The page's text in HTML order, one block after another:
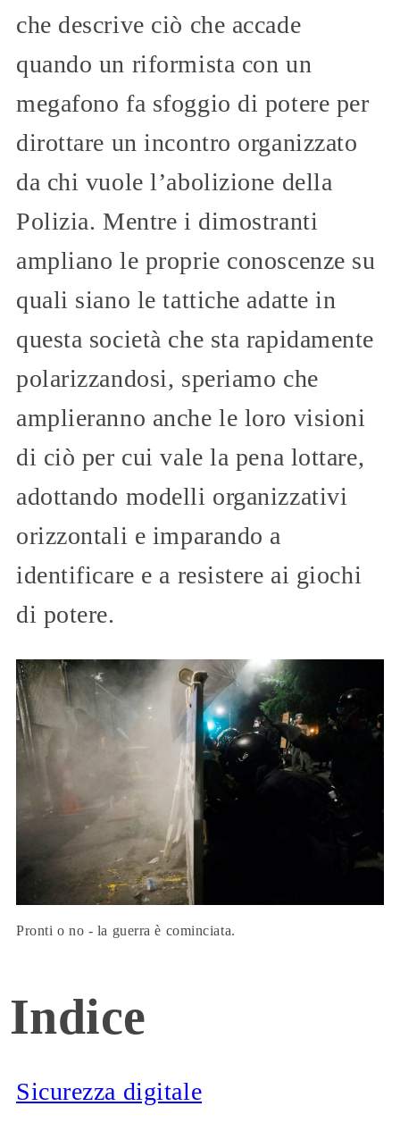
che descrive ciò che accade
quando un riformista con un
megafono fa sfoggio di potere per
dirottare un incontro organizzato
da chi vuole l’abolizione della
Polizia. Mentre i dimostranti
ampliano le proprie conoscenze su
quali siano le tattiche adatte in
questa società che sta rapidamente
polarizzandosi, speriamo che
amplieranno anche le loro visioni
di ciò per cui vale la pena lottare,
adottando modelli organizzativi
orizzontali e imparando a
identificare e a resistere ai giochi
di potere.
Pronti o no - la guerra è cominciata.
Indice
Sicurezza digitale